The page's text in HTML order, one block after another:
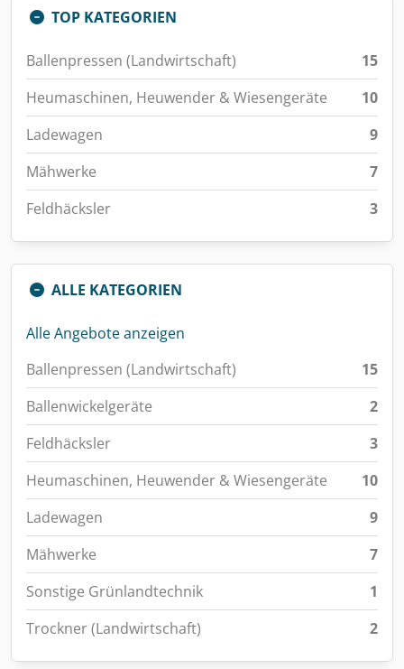
TOP KATEGORIEN
Ballenpressen (Landwirtschaft)
15
Heumaschinen, Heuwender & Wiesengeräte
10
Ladewagen
9
Mähwerke
7
Feldhäcksler
3
ALLE KATEGORIEN
Alle Angebote anzeigen
Ballenpressen (Landwirtschaft)
15
Ballenwickelgeräte
2
Feldhäcksler
3
Heumaschinen, Heuwender & Wiesengeräte
10
Ladewagen
9
Mähwerke
7
Sonstige Grünlandtechnik
1
Trockner (Landwirtschaft)
2